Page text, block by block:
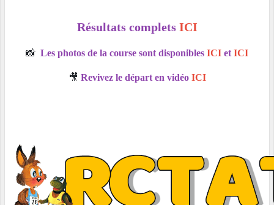
Résultats complets ICI
📸 Les photos de la course sont disponibles ICI et ICI
🎥 Revivez le départ en vidéo ICI